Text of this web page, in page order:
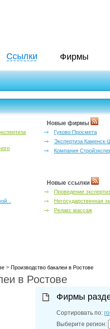
Ссылки Фирмы
Новые фирмы
Гуково Просмета
Экспертиза Каменск-
Компания
Новые ссылки
Проведение
Негосударственная
Релакс массаж
> Производство бакалеи в Ростове
в Ростове
Фирмы
Сортировать по:
Выберите регион: